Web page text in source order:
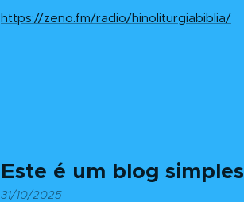
https://zeno.fm/radio/hinoliturgiabiblia/
Este é um blog simples
31/10/2025